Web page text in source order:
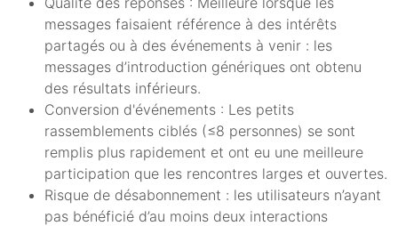
messages faisaient référence à des intérêts
partagés ou à des événements à venir : les
messages d’introduction génériques ont obtenu
des résultats inférieurs.
Conversion d'événements : Les petits
rassemblements ciblés (≤8 personnes) se sont
remplis plus rapidement et ont eu une meilleure
participation que les rencontres larges et ouvertes.
Risque de désabonnement : les utilisateurs n’ayant
pas bénéficié d’au moins deux interactions